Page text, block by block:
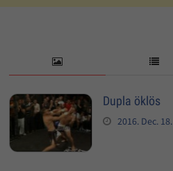
Dupla öklös
2016. Dec. 18.